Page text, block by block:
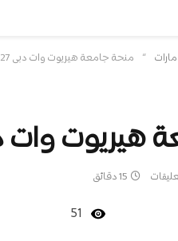
» منحة جامعة هيريوت وات دبي 2026/2027 | تمويل يتراوح بين 10% إلى 50%
2026/2027 | تمويل يتراوح بين
15 دقائق
51